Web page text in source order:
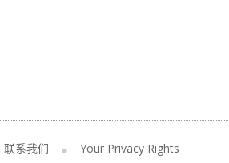
联系我们 Your Privacy Rights